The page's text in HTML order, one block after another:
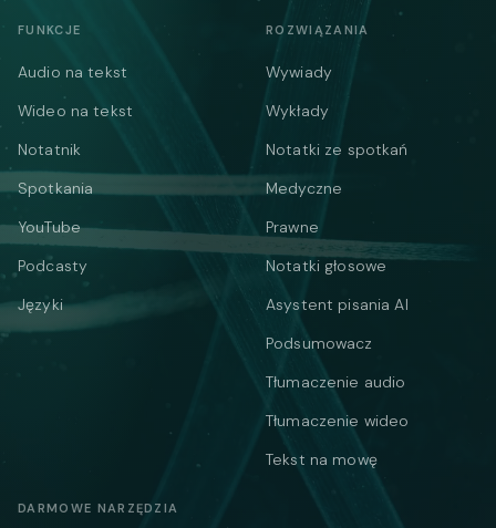
FUNKCJE
Audio na tekst
Wideo na tekst
Notatnik
Spotkania
YouTube
Podcasty
Języki
ROZWIĄZANIA
Wywiady
Wykłady
Notatki ze spotkań
Medyczne
Prawne
Notatki głosowe
Asystent pisania AI
Podsumowacz
Tłumaczenie audio
Tłumaczenie wideo
Tekst na mowę
DARMOWE NARZĘDZIA